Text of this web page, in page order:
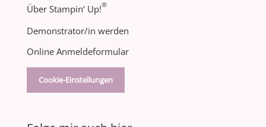
Über Stampin‘ Up!®
Demonstrator/in werden
Online Anmeldeformular
Cookie-Einstellungen